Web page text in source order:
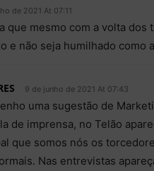
de 2021 At 07:11
que mesmo com a volta
e não seja humilhado como
9 de junho de 2021 At 07:43
uma sugestão de
de imprensa, no Telão
que somos nós os
Nas entrevistas